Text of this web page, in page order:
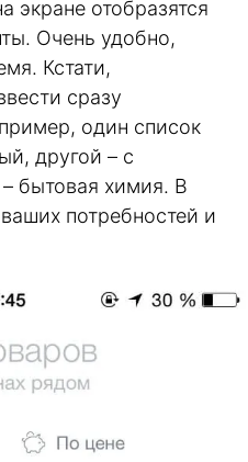
экране отобразятся
Очень удобно,
Кстати,
сразу
один список
другой – с
бытовая химия. В
потребностей и